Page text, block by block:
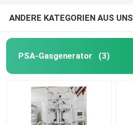
ANDERE KATEGORIEN AUS UNS
PSA-Gasgenerator (3)